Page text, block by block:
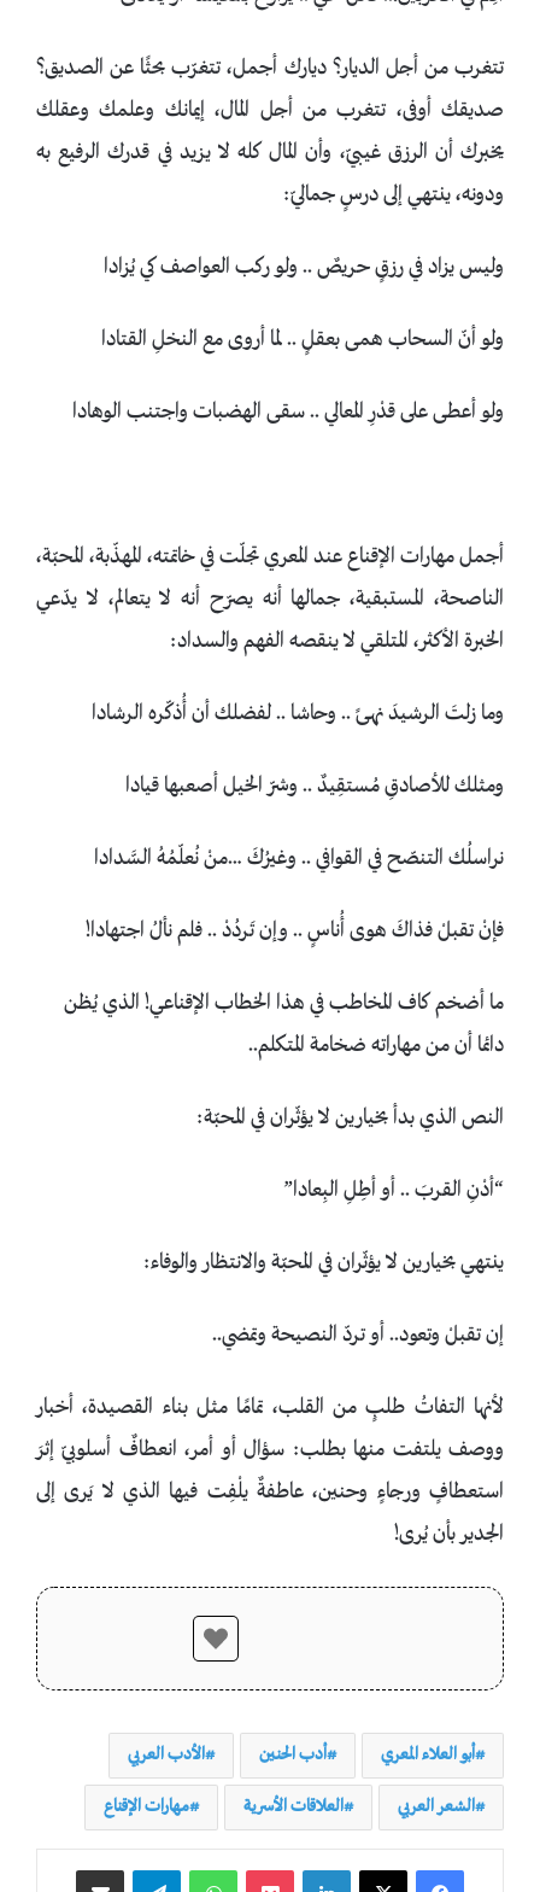
تتغرب من أجل الديار؟ ديارك أجمل، تتغرّب بحثًا عن الصديق؟
صديقك أوفى، تتغرب من أجل المال، إيمانك وعلمك وعقلك
يخبرك أن الرزق غيبيّ، وأن المال كله لا يزيد في قدرك الرفيع به
ودونه، ينتهي إلى درسٍ جماليّ:
وليس يزاد في رزقٍ حريصٌ .. ولو ركب العواصف كي يُزادا
ولو أنّ السحاب همى بعقلٍ .. لما أروى مع النخلِ القتادا
ولو أعطى على قدْرِ المعالي .. سقى الهضبات واجتنب الوهادا
أجمل مهارات الإقناع عند المعري تجلّت في خاتمته، المهذّبة، المحبّة،
الناصحة، المستبقية، جمالها أنه يصرّح أنه لا يتعالم، لا يدّعي
الخبرة الأكثر، المتلقي لا ينقصه الفهم والسداد:
وما زلتَ الرشيدَ نهىً .. وحاشا .. لفضلك أن أُذكّره الرشادا
ومثلك للأصادقِ مُستقِيدٌ .. وشرّ الخيل أصعبها قيادا
نراسلُك التنصّح في القوافي .. وغيرُكَ …منْ نُعلّمُهُ السَّدادا
فإنْ تقبلْ فذاكَ هوى أُناسٍ .. وإن تَردُدْ .. فلم نألُ اجتهادا!
ما أضخم كاف المخاطب في هذا الخطاب الإقناعي! الذي يُظن
دائما أن من مهاراته ضخامة المتكلم..
النص الذي بدأ بخيارين لا يؤثّران في المحبّة:
“أدْنِ القربَ .. أو أطِلِ البِعادا”
ينتهي بخيارين لا يؤثّران في المحبّة والانتظار والوفاء:
إن تقبلْ وتعود.. أو تردّ النصيحة وتمضي..
لأنها التفاتُ طلبٍ من القلب، تمامًا مثل بناء القصيدة، أخبار
ووصف يلتفت منها بطلب: سؤال أو أمر، انعطافٌ أسلوبيّ إثرَ
استعطافٍ ورجاءٍ وحنين، عاطفةٌ يلْفِت فيها الذي لا يَرى إلى
الجدير بأن يُرى!
أبو العلاء المعري أدب الحنين الأدب العربي
الشعر العربي العلاقات الأسرية مهارات الإقناع
واتساب